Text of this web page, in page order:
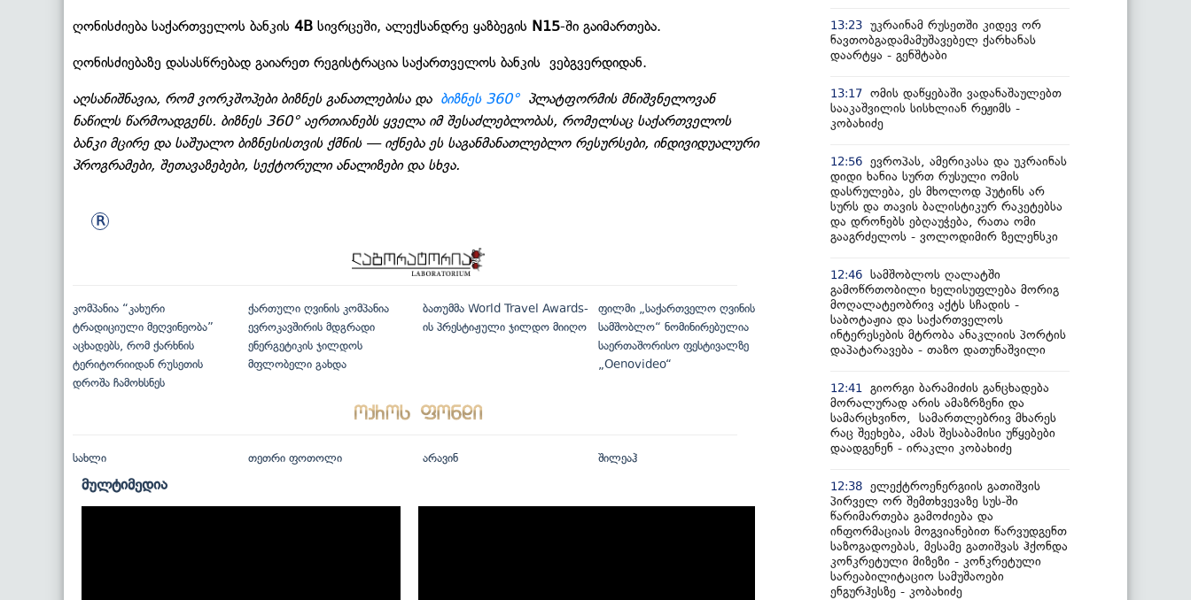
ღონისძიება საქართველოს ბანკის 4B სივრცეში, ალექსანდრე ყაზბეგის N15-ში გაიმართება.
ღონისძიებაზე დასასწრებად გაიარეთ რეგისტრაცია საქართველოს ბანკის ვებგვერდიდან.
აღსანიშნავია, რომ ვორკშოპები ბიზნეს განათლებისა და ბიზნეს 360° პლატფორმის მნიშვნელოვან
ნაწილს წარმოადგენს. ბიზნეს 360° აერთიანებს ყველა იმ შესაძლებლობას, რომელსაც საქართველოს
ბანკი მცირე და საშუალო ბიზნესისთვის ქმნის — იქნება ეს საგანმანათლებლო რესურსები, ინდივიდუალური
პროგრამები, შეთავაზებები, სექტორული ანალიზები და სხვა.
კომპანია “კახური
ტრადიციული მეღვინეობა”
აცხადებს, რომ ქარხნის
ტერიტორიიდან რუსეთის
დროშა ჩამოხსნეს
ქართული ღვინის კომპანია
ევროკავშირის მდგრადი
ენერგეტიკის ჯილდოს
მფლობელი გახდა
ბათუმმა World Travel Awards-
ის პრესტიჟული ჯილდო მიიღო
ფილმი „საქართველო ღვინის
სამშობლო“ ნომინირებულია
საერთაშორისო ფესტივალზე
„Oenovideo“
სახლი თეთრი ფოთოლი არავინ შილეაჰ
მულტიმედია
13:23 უკრაინამ რუსეთში კიდევ ორ
ნავთობგადამამუშავებელ ქარხანას
დაარტყა - გენშტაბი
13:17 ომის დაწყებაში ვადანაშაულებთ
სააკაშვილის სისხლიან რეჟიმს -
კობახიძე
12:56 ევროპას, ამერიკასა და უკრაინას
დიდი ხანია სურთ რუსული ომის
დასრულება, ეს მხოლოდ პუტინს არ
სურს და თავის ბალისტიკურ რაკეტებსა
და დრონებს ებღაუჭება, რათა ომი
გააგრძელოს - ვოლოდიმირ ზელენსკი
12:46 სამშობლოს ღალატში
გამოწრთობილი ხელისუფლება მორიგ
მოღალატეობრივ აქტს სჩადის -
საბოტაჟია და საქართველოს
ინტერესების მტრობა ანაკლიის პორტის
დაპატარავება - თაზო დათუნაშვილი
12:41
გიორგი ბარამიძის განცხადება
მორალურად არის ამაზრზენი და
სამარცხვინო, სამართლებრივ მხარეს
რაც შეეხება, ამას შესაბამისი უწყებები
დაადგენენ - ირაკლი კობახიძე
12:38 ელექტროენერგიის გათიშვის
პირველ ორ შემთხვევაზე სუს-ში
წარიმართება გამოძიება და
ინფორმაციას მოგვიანებით წარვუდგენთ
საზოგადოებას, მესამე გათიშვას ჰქონდა
კონკრეტული მიზეზი - კონკრეტული
სარეაბილიტაციო სამუშაოები
ენგურჰესზე - კობახიძე